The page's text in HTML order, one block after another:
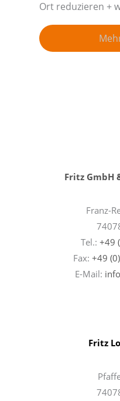
Ort reduzieren +
Fritz GmbH
Franz-
Tel.: +49
Fax: +49
E-Mail:
Fritz